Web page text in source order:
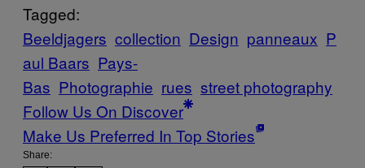
Tagged:
Beeldjagers collection Design panneaux P
aul Baars Pays-
Bas Photographie rues street photography
Follow Us On Discover
Make Us Preferred In Top Stories
Share: